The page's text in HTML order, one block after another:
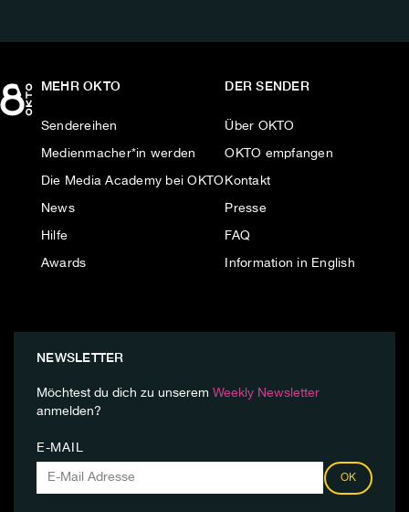
MEHR OKTO
Sendereihen
Medienmacher*in werden
Die Media Academy bei OKTO
News
Hilfe
Awards
DER SENDER
Über OKTO
OKTO empfangen
Kontakt
Presse
FAQ
Information in English
NEWSLETTER
Möchtest du dich zu unserem Weekly Newsletter
anmelden?
E-MAIL
OK